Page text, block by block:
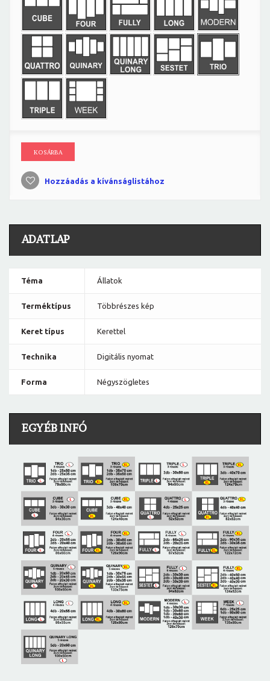
KOSÁRBA
Hozzáadás a kívánságlistához
ADATLAP
Téma Állatok
Terméktípus Többrészes kép
Keret típus Kerettel
Technika Digitális nyomat
Forma Négyszögletes
EGYÉB INFÓ